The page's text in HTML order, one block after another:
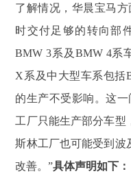
了解情况，华晨宝马
时交付足够的转向部
BMW 3系及BMW 4系
X系及中大型车系包括
的生产不受影响。这
工厂只能生产部分车型
斯林工厂也可能受到波
改善。”具体声明如下：